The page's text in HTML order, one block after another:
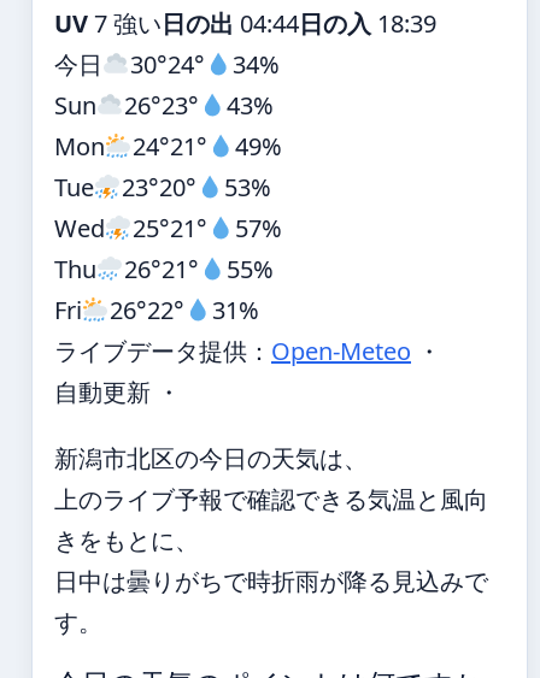
UV7 強い日の出 04:44日の入 18:39
今日
30°24°
34%
Sun
26°23°
43%
Mon
24°21°
49%
Tue
23°20°
53%
Wed
25°21°
57%
Thu
26°21°
55%
Fri
26°22°
31%
ライブデータ提供： Open-Meteo ・
自動更新 ・
新潟市北区の今日の天気は、
上のライブ予報で確認できる気温と風向
きをもとに、
日中は曇りがちで時折雨が降る見込みで
す。